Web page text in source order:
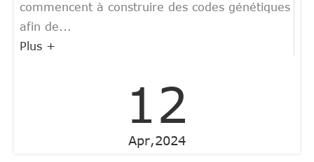
commencent à construire des codes génétiques
afin de...
Plus +
12
Apr,2024